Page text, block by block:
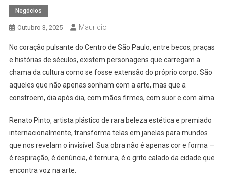
Negócios
Outubro 3, 2025 Mauricio
No coração pulsante do Centro de São Paulo, entre becos, praças
e histórias de séculos, existem personagens que carregam a
chama da cultura como se fosse extensão do próprio corpo. São
aqueles que não apenas sonham com a arte, mas que a
constroem, dia após dia, com mãos firmes, com suor e com alma.
Renato Pinto, artista plástico de rara beleza estética e premiado
internacionalmente, transforma telas em janelas para mundos
que nos revelam o invisível. Sua obra não é apenas cor e forma —
é respiração, é denúncia, é ternura, é o grito calado da cidade que
encontra voz na arte.